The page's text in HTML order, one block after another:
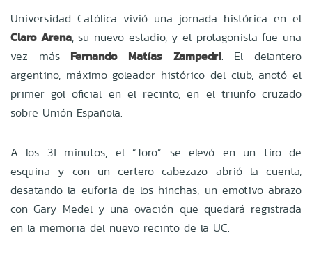
Universidad Católica vivió una jornada histórica en el
Claro Arena, su nuevo estadio, y el protagonista fue una
vez más Fernando Matías Zampedri. El delantero
argentino, máximo goleador histórico del club, anotó el
primer gol oficial en el recinto, en el triunfo cruzado
sobre Unión Española.
A los 31 minutos, el “Toro” se elevó en un tiro de
esquina y con un certero cabezazo abrió la cuenta,
desatando la euforia de los hinchas, un emotivo abrazo
con Gary Medel y una ovación que quedará registrada
en la memoria del nuevo recinto de la UC.